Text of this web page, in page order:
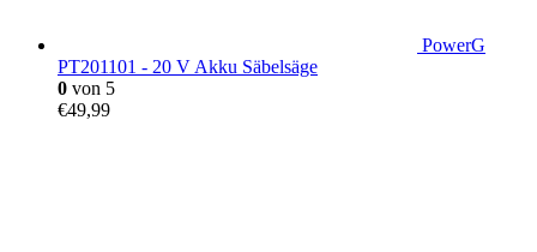
PowerG
PT201101 - 20 V Akku Säbelsäge
0 von 5
€49,99